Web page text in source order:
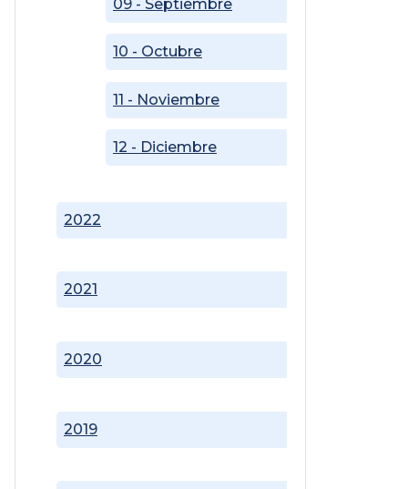
2019
2020
2021
2022
09 - Septiembre
10 - Octubre
11 - Noviembre
12 - Diciembre